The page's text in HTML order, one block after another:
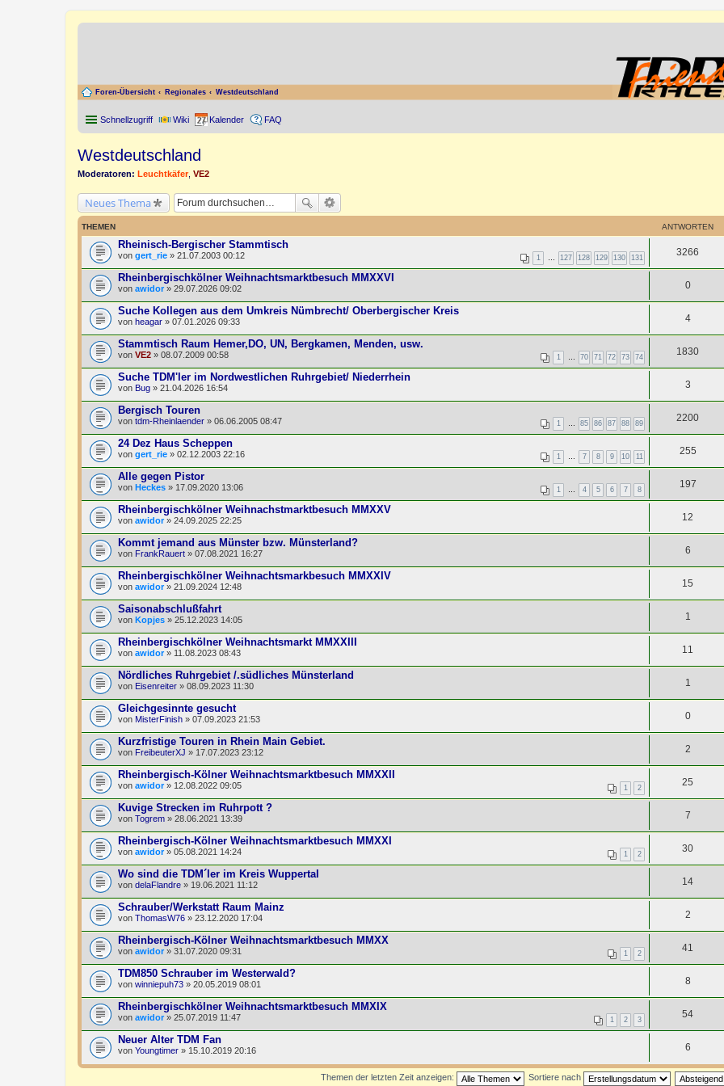
Foren-Übersicht Regionales Westdeutschland
Schnellzugriff Wiki Kalender FAQ
Westdeutschland
Moderatoren: Leuchtkäfer VE2
Neues Thema
THEMEN ANTWORTEN
Rheinisch-Bergischer Stammtisch
1 127 128 129 130 131
von gert_rie » 21.07.2003 00:12 3266
Rheinbergischkölner Weihnachtsmarktbesuch MMXXVI
von awidor » 29.07.2026 09:02 0
Suche Kollegen aus dem Umkreis Nümbrecht/ Oberbergischer Kreis
von heagar » 07.01.2026 09:33 4
Stammtisch Raum Hemer,DO, UN, Bergkamen, Menden, usw.
1 70 71 72 73 74
von VE2 » 08.07.2009 00:58 1830
Suche TDM'ler im Nordwestlichen Ruhrgebiet/ Niederrhein
von Bug » 21.04.2026 16:54 3
Bergisch Touren
1 85 86 87 88 89
von tdm-Rheinlaender » 06.06.2005 08:47 2200
24 Dez Haus Scheppen
1 7 8 9 10 11
von gert_rie » 02.12.2003 22:16 255
Alle gegen Pistor
1 4 5 6 7 8
von Heckes » 17.09.2020 13:06 197
Rheinbergischkölner Weihnachstmarktbesuch MMXXV
von awidor» 24.09.2025 22:25 12
Kommt jemand aus Münster bzw. Münsterland?
von FrankRauert » 07.08.2021 16:27 6
Rheinbergischkölner Weihnachtsmarkbesuch MMXXIV
von awidor» 21.09.2024 12:48 15
Saisonabschlußfahrt
von Kopjes » 25.12.2023 14:05 1
Rheinbergischkölner Weihnachtsmarkt MMXXIII
von awidor» 11.08.2023 08:43 11
Nördliches Ruhrgebiet /.südliches Münsterland
von Eisenreiter » 08.09.2023 11:30 1
Gleichgesinnte gesucht
von MisterFinish » 07.09.2023 21:53 0
Kurzfristige Touren in Rhein Main Gebiet.
von FreibeuterXJ » 17.07.2023 23:12 2
Rheinbergisch-Kölner Weihnachtsmarktbesuch MMXXII
1 2
von awidor» 12.08.2022 09:05 25
Kuvige Strecken im Ruhrpott ?
von Togrem » 28.06.2021 13:39 7
Rheinbergisch-Kölner Weihnachtsmarktbesuch MMXXI
1 2
von awidor» 05.08.2021 14:24 30
Wo sind die TDM´ler im Kreis Wuppertal
von delaFlandre » 19.06.2021 11:12 14
Schrauber/Werkstatt Raum Mainz
von ThomasW76 » 23.12.2020 17:04 2
Rheinbergisch-Kölner Weihnachtsmarktbesuch MMXX
1 2
von awidor » 31.07.2020 09:31 41
TDM850 Schrauber im Westerwald?
von winniepuh73 » 20.05.2019 08:01 8
Rheinbergischkölner Weihnachtsmarktbesuch MMXIX
1 2 3
von awidor » 25.07.2019 11:47 54
Neuer Alter TDM Fan
von Youngtimer » 15.10.2019 20:16 6
Themen der letzten Zeit anzeigen: Sortiere nach